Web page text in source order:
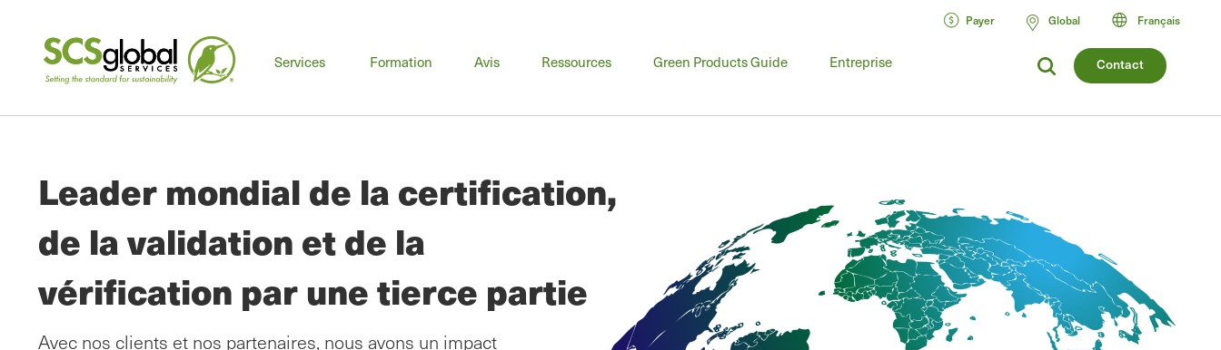
Contact
Services
Menu
Formation Avis Ressources Green Products Guide Entreprise
Payer Global Français
Leader mondial de la certification,
de la validation et de la
vérification par une tierce partie
Avec nos clients et nos partenaires, nous avons un impact